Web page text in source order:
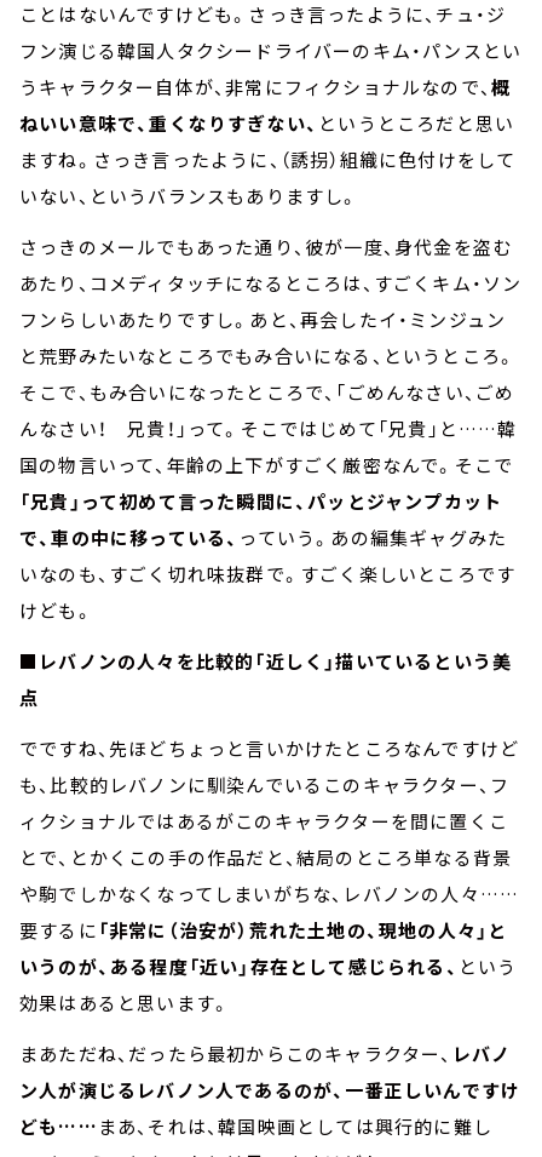
ことはないんですけども。さっき言ったように、チュ・ジ
フン演じる韓国人タクシードライバーのキム・パンスとい
うキャラクター自体が、非常にフィクショナルなので、概
ねいい意味で、重くなりすぎない、 というところだと思い
ますね。さっき言ったように、（誘拐）組織に色付けをして
いない、というバランスもありますし。
さっきのメールでもあった通り、彼が一度、身代金を盗む
あたり、コメディタッチになるところは、すごくキム・ソン
フンらしいあたりですし。あと、再会したイ・ミンジュン
と荒野みたいなところでもみ合いになる、というところ。
そこで、もみ合いになったところで、「ごめんなさい、ごめ
んなさい！ 兄貴！」って。そこではじめて「兄貴」と……韓
国の物言いって、年齢の上下がすごく厳密なんで。そこで
「兄貴」って初めて言った瞬間に、パッとジャンプカット
で、車の中に移っている、 っていう。あの編集ギャグみた
いなのも、すごく切れ味抜群で。すごく楽しいところです
けども。
■レバノンの人々を比較的「近しく」描いているという美
点
でですね、先ほどちょっと言いかけたところなんですけど
も、比較的レバノンに馴染んでいるこのキャラクター、フ
ィクショナルではあるがこのキャラクターを間に置くこ
とで、とかくこの手の作品だと、結局のところ単なる背景
や駒でしかなくなってしまいがちな、レバノンの人々……
要するに 「非常に（治安が）荒れた土地の、現地の人々」と
いうのが、ある程度「近い」存在として感じられる、 という
効果はあると思います。
まあただね、だったら最初からこのキャラクター、 レバノ
ン人が演じるレバノン人であるのが、一番正しいんですけ
ども…… まあ、それは、韓国映画としては興行的に難し